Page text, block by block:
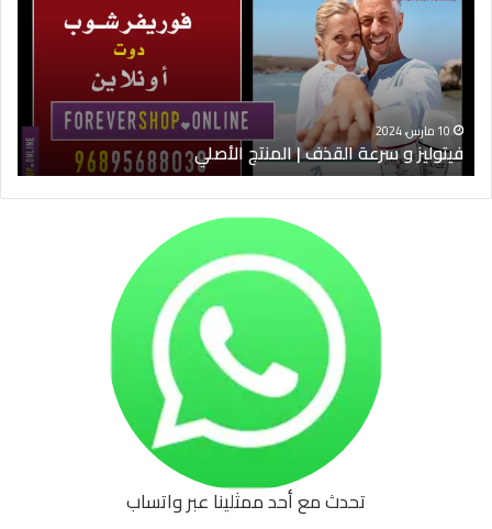
القذف
المنتج
الأصلي
10 مارس، 2024
فيتوليز و سرعة القذف | المنتج الأصلي
تحدث مع أحد ممثلينا عبر واتساب